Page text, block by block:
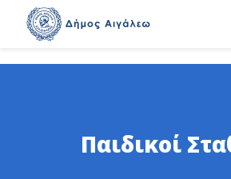
Παιδικοί